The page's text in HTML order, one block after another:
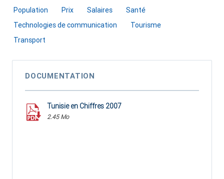
Population
Prix Salaires
Santé
Technologies de communication
Tourisme
Transport
DOCUMENTATION
Tunisie en Chiffres 2007
2.45 Mo